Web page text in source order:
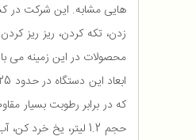
هایی مشابه. این شرکت در
محصولات در این زمینه می
ابعاد این دستگاه در حدود 36x25x25 سانتیمتر بوده و وزنی معادل با 3.8 کیلوگرم دارد. توان مصرفی دستگاه در حدود 800 وات است و جنس بدنه ی آن از
که در برابر رطوبت بسیار